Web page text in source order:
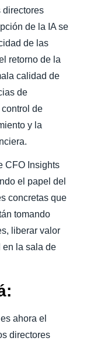
directores
de la IA se
de las
retorno de la
calidad de
de
de
y la
CFO Insights
el papel del
concretas que
tomando
liberar valor
en la sala de
ahora el
directores